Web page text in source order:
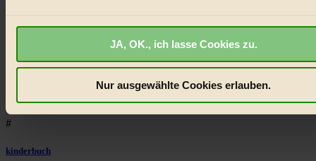
biorama.euist werbefinanziert und deswegen für dich
Wir benötigen deine Einwilligung für Cookies, um
etwa selbst anonymisierte Statistiken dazu auslesen zu
welche Inhalte besonders gut ankommen, Inhalte wie
auszuspielen.Mehr erfahren.
JA, OK., ich lasse Cookies zu.
Nur ausgewählte Cookies erlauben.
#
#
kinderbuch